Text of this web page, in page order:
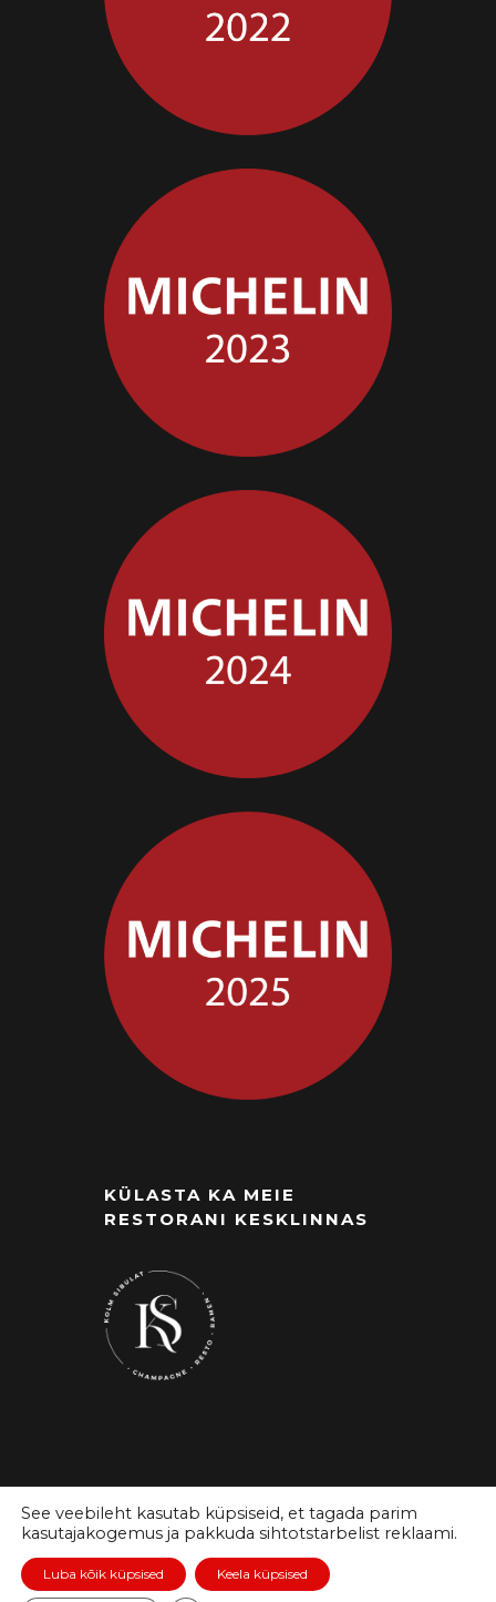
KÜLASTA KA MEIE
RESTORANI KESKLINNAS
See veebileht kasutab küpsiseid, et tagada parim
kasutajakogemus ja pakkuda sihtotstarbelist reklaami.
Luba kõik küpsised Keela küpsised